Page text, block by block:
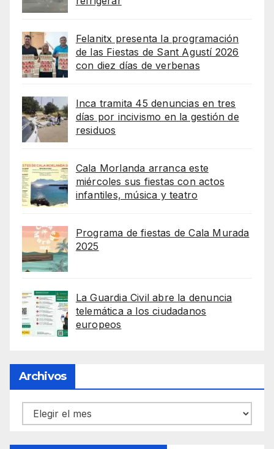
Felanitx presenta la programación
de las Fiestas de Sant Agustí 2026
con diez días de verbenas
Inca tramita 45 denuncias en tres
días por incivismo en la gestión de
residuos
Cala Morlanda arranca este
miércoles sus fiestas con actos
infantiles, música y teatro
Programa de fiestas de Cala Murada
2025
La Guardia Civil abre la denuncia
telemática a los ciudadanos
europeos
Archivos
Archivos